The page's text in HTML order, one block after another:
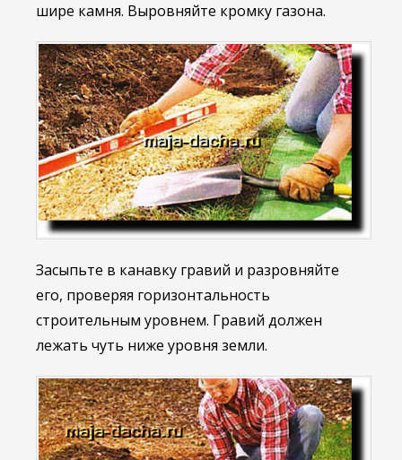
шире камня. Выровняйте кромку газона.
Засыпьте в канавку гравий и разровняйте
его, проверяя горизонтальность
строительным уровнем. Гравий должен
лежать чуть ниже уровня земли.